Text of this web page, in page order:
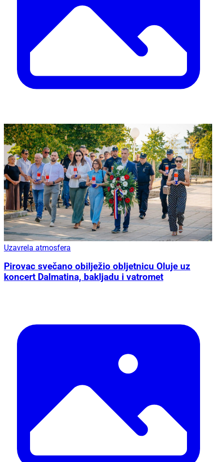
Uzavrela atmosfera
Pirovac svečano obilježio obljetnicu Oluje uz
koncert Dalmatina, bakljadu i vatromet